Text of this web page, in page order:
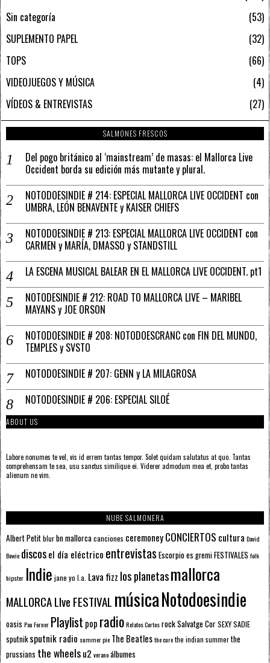
Sin categoría
53
SUPLEMENTO PAPEL
32
TOPS
66
VIDEOJUEGOS Y MÚSICA
4
VÍDEOS & ENTREVISTAS
27
SALMONES FRESCOS
Del pogo británico al ‘mainstream’ de masas: el Mallorca Live
Occident borda su edición más mutante y plural.
NOTODOESINDIE # 214: ESPECIAL MALLORCA LIVE OCCIDENT con
UMBRA, LEÓN BENAVENTE y KAISER CHIEFS
NOTODOESINDIE # 213: ESPECIAL MALLORCA LIVE OCCIDENT con
CARMEN y MARÍA, DMASSO y STANDSTILL
LA ESCENA MUSICAL BALEAR EN EL MALLORCA LIVE OCCIDENT. pt1
NOTODESINDIE # 212: ROAD TO MALLORCA LIVE – MARIBEL
MAYANS y JOE ORSON
NOTODOESINDIE # 208: NOTODOESCRANC con FIN DEL MUNDO,
TEMPLES y SVSTO
NOTODOESINDIE # 207: GENN y LA MILAGROSA
NOTODOESINDIE # 206: ESPECIAL SILOÉ
ABOUT US
Labore nonumes te vel, vis id errem tantas tempor. Solet quidam salutatus at quo. Tantas
comprehensam te sea, usu sanctus similique ei. Viderer admodum mea et, probo tantas
alienum ne vim.
NUBE SALMONERA
Albert Petitblurbn mallorcacanciones ceremoneyCONCIERTOS cultura David
Bowie discosel día eléctrico entrevistas Escorpioes gremiFESTIVALES folk
hipster Indie jane yo l.a. Lava fizz los planetasmallorca
MALLORCA LIve FESTIVAL músicaNotodoesindie
oasis Pau Forner Playlist pop radioRelatos CortosrockSalvatge CorSEXY SADIE
sputnik sputnik radio summer pie The Beatlesthe curethe indian summerthe
prussians the wheelsu2 veranoálbumes